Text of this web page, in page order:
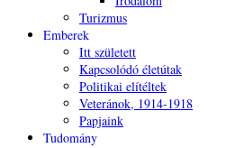
Turizmus
Emberek
Itt született
Kapcsolódó életútak
Politikai elítéltek
Veteránok, 1914-1918
Papjaink
Tudomány